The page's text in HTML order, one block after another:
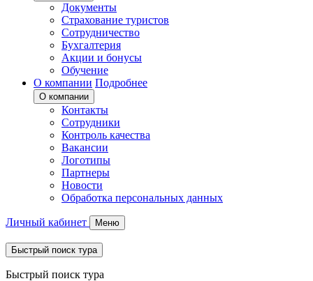
Документы
Страхование туристов
Сотрудничество
Бухгалтерия
Акции и бонусы
Обучение
О компании Подробнее
О компании
Контакты
Сотрудники
Контроль качества
Вакансии
Логотипы
Партнеры
Новости
Обработка персональных данных
Личный кабинет Меню
Быстрый поиск тура
Быстрый поиск тура